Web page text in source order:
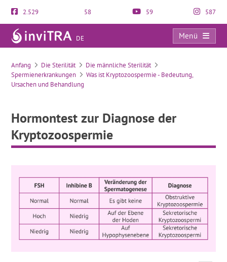
2.529 58 59 587
DE
Menü
Hormontest zur Diagnose der Kryptozoospermie
Anfang Die Sterilität
Die männliche Sterilität
Spermienerkrankungen
Was ist Kryptozoospermie - Bedeutung,
Ursachen und Behandlung
Hormontest zur Diagnose der
Kryptozoospermie